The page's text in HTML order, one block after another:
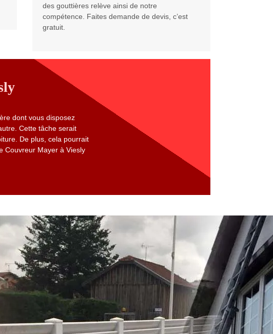
des gouttières relève ainsi de notre
compétence. Faites demande de devis, c’est
gratuit.
dont vous disposez
Cette tâche serait
De plus, cela pourrait
Couvreur Mayer à Viesly